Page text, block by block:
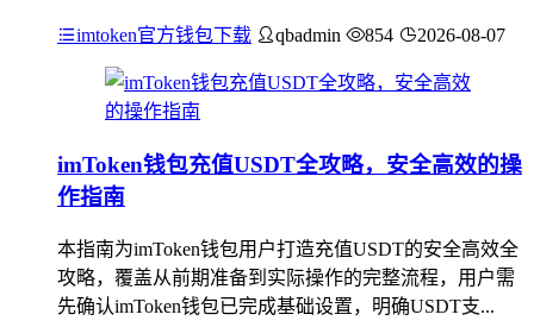
imtoken官方钱包下载 qbadmin 854 2026-08-07
imToken钱包充值USDT全攻略，安全高效的操
作指南
本指南为imToken钱包用户打造充值USDT的安全高效全
攻略，覆盖从前期准备到实际操作的完整流程，用户需
先确认imToken钱包已完成基础设置，明确USDT支...